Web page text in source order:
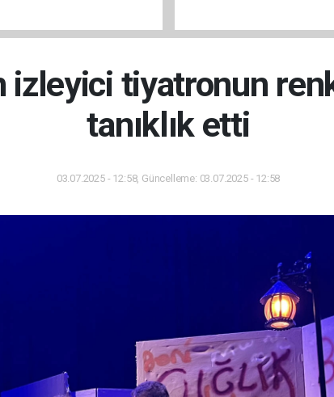
izleyici tiyatronun
tanıklık etti
03.07.2025 - 12:58, Güncelleme: 03.07.2025 - 12:58